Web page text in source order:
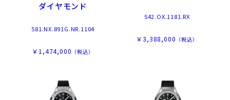
ダイヤモンド
581.NX.891G.NR.1104
￥1,474,000 （税込）
542.OX.1181.RX
￥3,388,000 （税込）